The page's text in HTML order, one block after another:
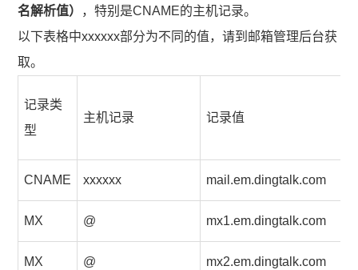
名解析值）
，特别是CNAME的主机记录。
以下表格中xxxxxx部分为不同的值，请到邮箱管理后台获
取。
记录类
型
主机记录 记录值
CNAME xxxxxx mail.em.dingtalk.com
MX @ mx1.em.dingtalk.com
MX @ mx2.em.dingtalk.com